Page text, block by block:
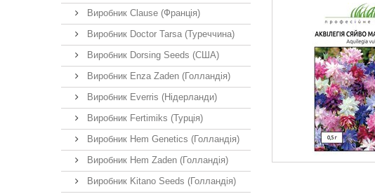
Виробник Clause (Франція)
Виробник Doctor Tarsa (Туреччина)
Виробник Dorsing Seeds (США)
Виробник Enza Zaden (Голландія)
Виробник Everris (Нідерланди)
Виробник Fertimiks (Турція)
Виробник Hem Genetics (Голландія)
Виробник Hem Zaden (Голландія)
Виробник Kitano Seeds (Голландія)